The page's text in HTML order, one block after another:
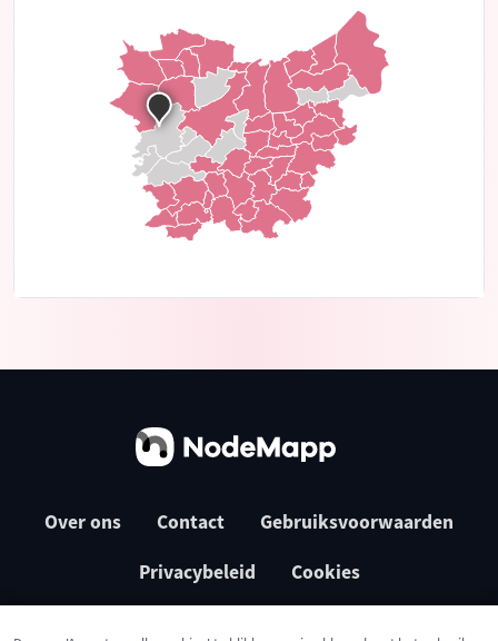
Over ons Contact Gebruiksvoorwaarden
Privacybeleid Cookies